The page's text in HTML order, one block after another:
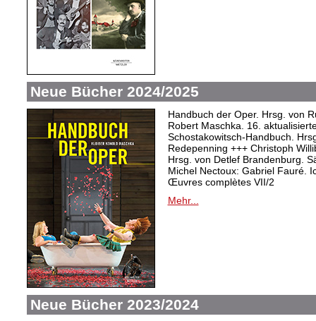
Neue Bücher 2024/2025
Handbuch der Oper. Hrsg. von
Robert Maschka. 16.
Schostakowitsch-Handbuch.
Redepenning +++ Christoph
Hrsg. von Detlef Brandenburg.
Michel Nectoux: Gabriel Fauré.
Œuvres complètes VII/2
Mehr...
Neue Bücher 2023/2024